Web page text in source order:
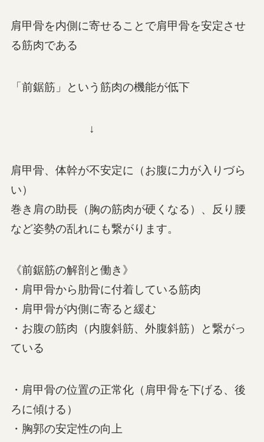
肩甲骨を内側に寄せることで肩甲骨を安定させ
る筋肉である
「前鋸筋」という筋肉の機能が低下
↓
肩甲骨、体幹が不安定に（お腹に力が入りづら
い）
巻き肩の助長（胸の筋肉が硬くなる）、反り腰
など姿勢の乱れにも繋がります。
《前鋸筋の解剖と働き》
・肩甲骨から肋骨に付着している筋肉
・肩甲骨が内側に寄ると緩む
・お腹の筋肉（内腹斜筋、外腹斜筋）と繋がっ
ている
・肩甲骨の位置の正常化（肩甲骨を下げる、後
ろに傾ける）
・胸郭の安定性の向上